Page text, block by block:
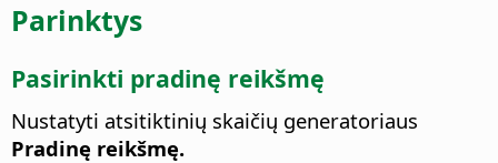
Parinktys
Pasirinkti pradinę reikšmę
Nustatyti atsitiktinių skaičių generatoriaus
Pradinę reikšmę.